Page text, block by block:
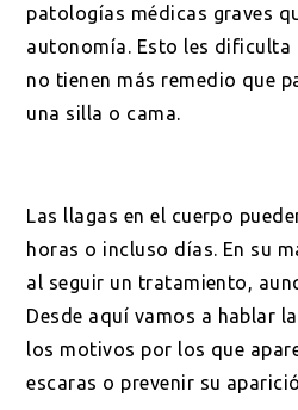
patologías médicas graves
autonomía. Esto les dificulta
no tienen más remedio que
una silla o cama.
Las llagas en el cuerpo
horas o incluso días. En su
al seguir un tratamiento,
Desde aquí vamos a hablar
los motivos por los que
escaras o prevenir su